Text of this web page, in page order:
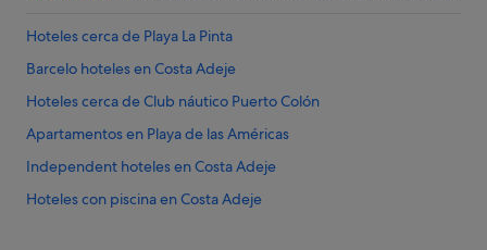
Hoteles cerca de Playa La Pinta
Barcelo hoteles en Costa Adeje
Hoteles cerca de Club náutico Puerto Colón
Apartamentos en Playa de las Américas
Independent hoteles en Costa Adeje
Hoteles con piscina en Costa Adeje